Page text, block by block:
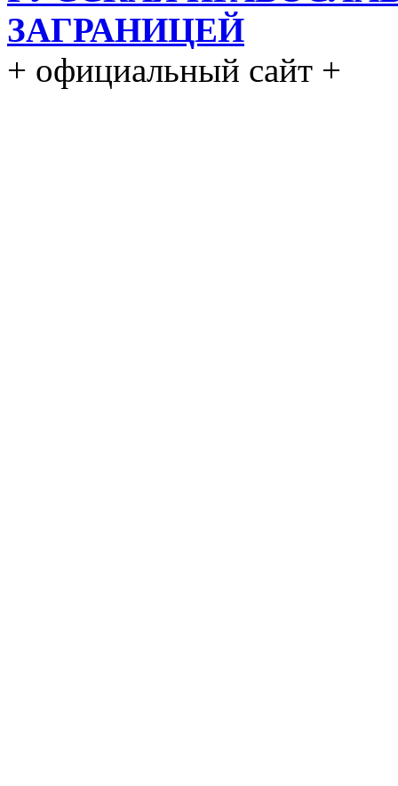
ЗАГРАНИЦЕЙ
+ официальный сайт +